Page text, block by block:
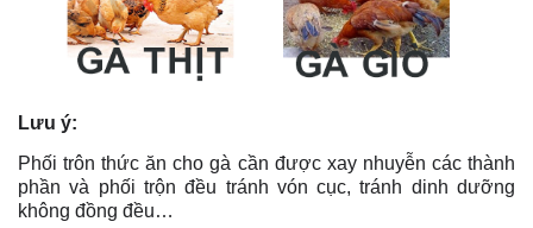
Lưu ý:
Phối trôn thức ăn cho gà cần được xay nhuyễn các thành
phần và phối trộn đều tránh vón cục, tránh dinh dưỡng
không đồng đều…